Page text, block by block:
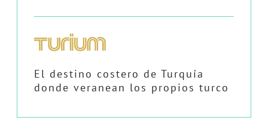
El destino costero de Turquía
donde veranean los propios turco